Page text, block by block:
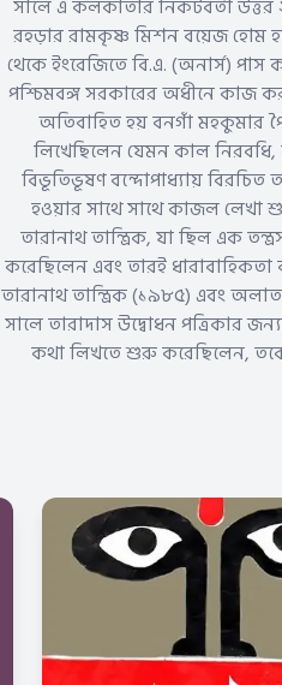
সালে এ কলকাতার নিকটবর্তী
রহড়ার রামকৃষ্ণ মিশন বয়েজ হোম
থেকে ইংরেজিতে বি.এ. (অনার্স)
পশ্চিমবঙ্গ সরকারের অধীনে কাজ
অতিবাহিত হয় বনগাঁ মহকুমার
লিখেছিলেন যেমন কাল
বিভূতিভূষণ বন্দোপাধ্যায় বিরচিত
হওয়ার সাথে সাথে কাজল লেখা
তারানাথ তান্ত্রিক, যা ছিল এক
করেছিলেন এবং তারই
তারানাথ তান্ত্রিক (১৯৮৫) এবং
সালে তারাদাস উদ্বোধন পত্রিকার
কথা লিখতে শুরু করেছিলেন, তবে